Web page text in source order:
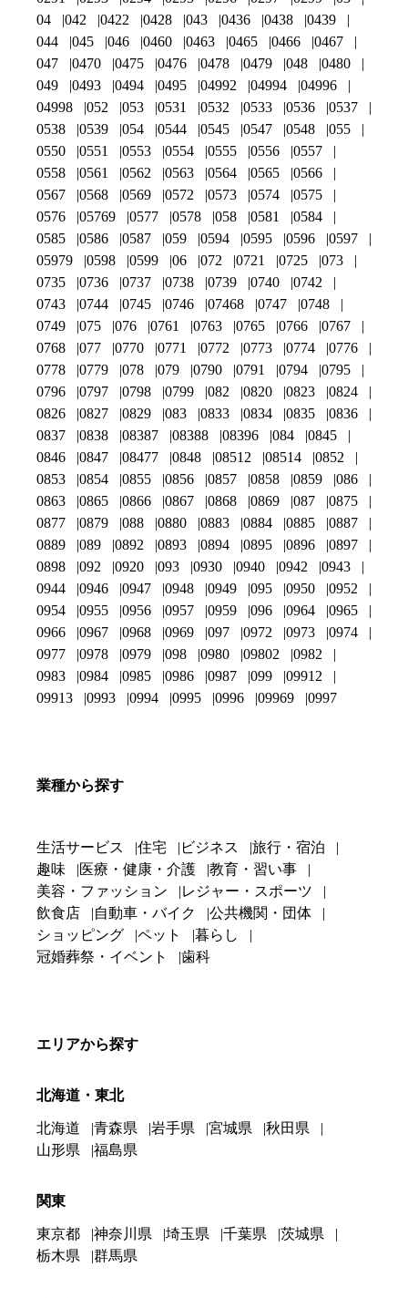
04
042 0422 0428 043 0436 0438
0439
044
045 046 0460 0463 0465 0466
0467
047
0470 0475 0476 0478 0479 048
0480
049
0493 0494 0495 04992 04994
04996
04998
052 053 0531 0532 0533 0536
0537
0538
0539 054 0544 0545 0547 0548
055
0550
0551 0553 0554 0555 0556
0557
0558
0561 0562 0563 0564 0565
0566
0567
0568 0569 0572 0573 0574
0575
0576
05769 0577 0578 058 0581
0584
0585
0586 0587 059 0594 0595 0596
0597
05979
0598 0599 06 072 0721 0725
073
0735
0736 0737 0738 0739 0740
0742
0743
0744 0745 0746 07468 0747
0748
0749
075 076 0761 0763 0765 0766
0767
0768
077 0770 0771 0772 0773 0774
0776
0778
0779 078 079 0790 0791 0794
0795
0796
0797 0798 0799 082 0820 0823
0824
0826
0827 0829 083 0833 0834 0835
0836
0837
0838 08387 08388 08396 084
0845
0846
0847 08477 0848 08512 08514
0852
0853
0854 0855 0856 0857 0858 0859
086
0863
0865 0866 0867 0868 0869 087
0875
0877
0879 088 0880 0883 0884 0885
0887
0889
089 0892 0893 0894 0895 0896
0897
0898
092 0920 093 0930 0940 0942
0943
0944
0946 0947 0948 0949 095 0950
0952
0954
0955 0956 0957 0959 096 0964
0965
0966
0967 0968 0969 097 0972 0973
0974
0977
0978 0979 098 0980 09802
0982
0983
0984 0985 0986 0987 099
09912
09913
0993 0994 0995 0996 09969 0997
業種から探す
生活サービス 住宅 ビジネス
旅行・宿泊
趣味
医療・健康・介護
教育・習い事
美容・ファッション
レジャー・スポーツ
飲食店
自動車・バイク
公共機関・団体
ショッピング
ペット
暮らし
冠婚葬祭・イベント
歯科
エリアから探す
北海道・東北
北海道 青森県 岩手県 宮城県
秋田県
山形県
福島県
関東
東京都 神奈川県 埼玉県 千葉県
茨城県
栃木県
群馬県